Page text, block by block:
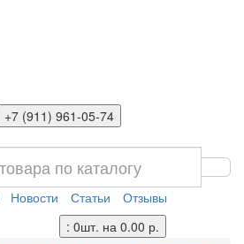
+7 (911) 961-05-74
Новости Статьи
Отзывы
: 0шт. на 0.00 р.